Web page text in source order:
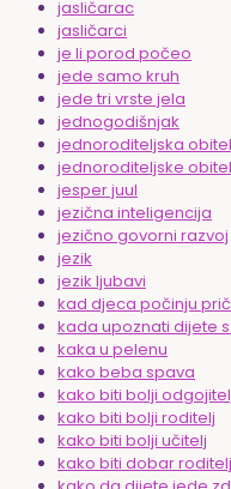
jasličarac
jasličarci
je li porod počeo
jede samo kruh
jede tri vrste jela
jednogodišnjak
jednoroditeljska
jednoroditeljske
jesper juul
jezična inteligencija
jezično govorni razvoj
jezik
jezik ljubavi
kad djeca počinju
kada upoznati dijete
kaka u pelenu
kako beba spava
kako biti bolji
kako biti bolji roditelj
kako biti bolji učitelj
kako biti dobar roditelj